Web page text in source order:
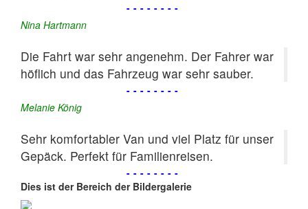
--------
Nina Hartmann
Die Fahrt war sehr angenehm. Der Fahrer war
höflich und das Fahrzeug war sehr sauber.
--------
Melanie König
Sehr komfortabler Van und viel Platz für unser
Gepäck. Perfekt für Familienreisen.
--------
Dies ist der Bereich der Bildergalerie